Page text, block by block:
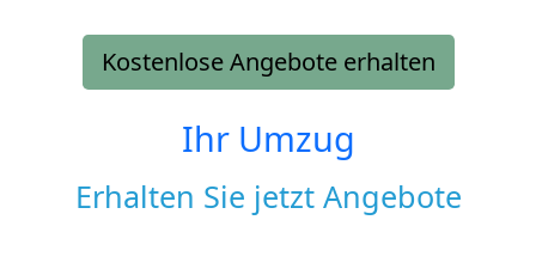
Kostenlose Angebote erhalten
Ihr Umzug
Erhalten Sie jetzt Angebote